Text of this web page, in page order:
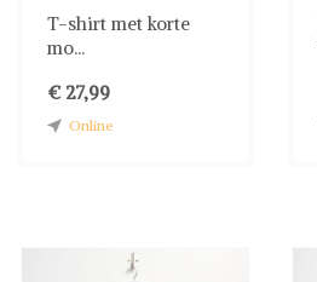
T-shirt met korte
mo...
€ 27,99
Online